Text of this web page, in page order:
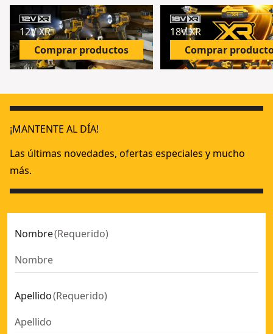
12V XR
Comprar productos
18V XR
Comprar
¡MANTENTE AL DÍA!
Las últimas novedades, ofertas especiales y mucho
más.
Nombre(Requerido)
Apellido(Requerido)